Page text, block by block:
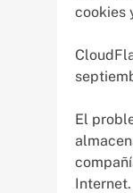
cookies
El
Internet.